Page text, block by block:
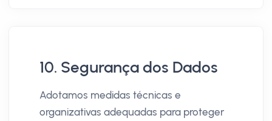
10. Segurança dos Dados
Adotamos medidas técnicas e
organizativas adequadas para proteger